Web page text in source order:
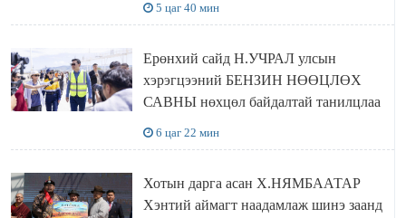
5 цаг 40 мин
Ерөнхий сайд Н.УЧРАЛ улсын
хэрэгцээний БЕНЗИН НӨӨЦЛӨХ
САВНЫ нөхцөл байдалтай танилцлаа
6 цаг 22 мин
Хотын дарга асан Х.НЯМБААТАР
Хэнтий аймагт наадамлаж шинэ заанд